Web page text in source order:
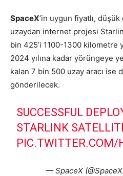
SpaceX’in uygun fiyatlı,
uzaydan internet projesi
bin 425’i 1100-1300 kilometre
2024 yılına kadar yörüngeye
kalan 7 bin 500 uzay aracı ise
gönderilecek.
SUCCESSFUL
STARLINK
PIC.TWITTER.COM/
— SpaceX